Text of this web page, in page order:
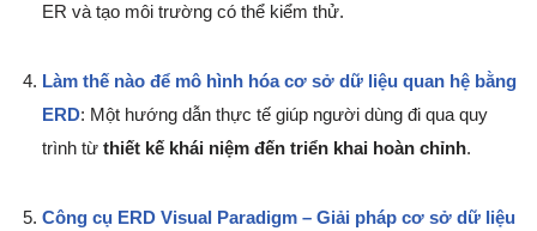
ER và tạo môi trường có thể kiểm thử.
Làm thế nào để mô hình hóa cơ sở dữ liệu quan hệ bằng
ERD: Một hướng dẫn thực tế giúp người dùng đi qua quy
trình từ thiết kế khái niệm đến triển khai hoàn chỉnh.
Công cụ ERD Visual Paradigm – Giải pháp cơ sở dữ liệu